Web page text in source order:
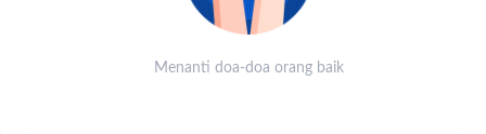
Menanti doa-doa orang baik